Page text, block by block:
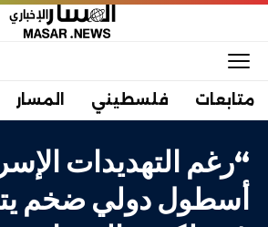
متابعات فلسطيني المسار
“رغم التهديدات
أسطول دولي ضخم